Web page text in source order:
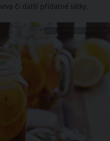
či další přídatné látky.